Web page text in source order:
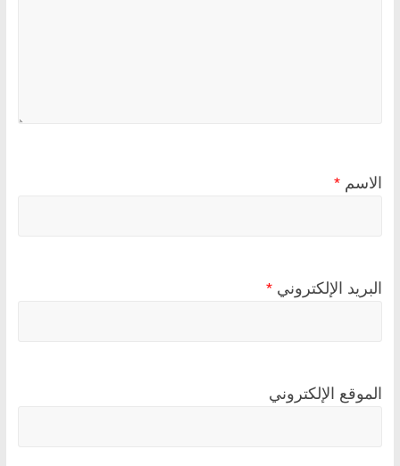
الاسم *
البريد الإلكتروني *
الموقع الإلكتروني